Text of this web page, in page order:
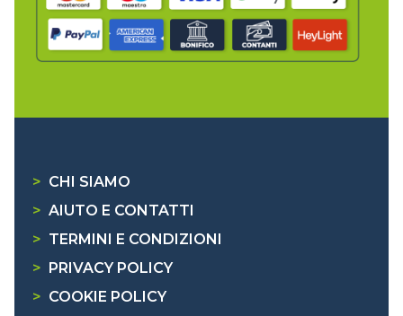
> CHI SIAMO
> AIUTO E CONTATTI
> TERMINI E CONDIZIONI
>
PRIVACY POLICY
> COOKIE POLICY